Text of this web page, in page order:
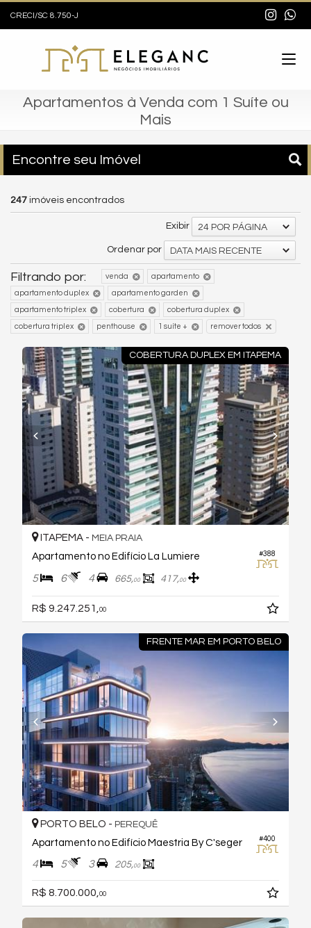
CRECI/SC 8.750-J
Apartamentos à Venda com 1 Suíte ou
Mais
Encontre seu Imóvel
247 imóveis encontrados
Exibir 24 POR PÁGINA
Ordenar por DATA MAIS RECENTE
Filtrando por: venda apartamento
apartamento duplex apartamento garden
apartamento triplex cobertura cobertura duplex
cobertura triplex penthouse 1 suíte + remover todos
COBERTURA DUPLEX EM ITAPEMA
#388
ITAPEMA - MEIA PRAIA
Apartamento no Edifício La Lumiere
5 6 4 665,00 417,00
R$ 9.247.251, 00
FRENTE MAR EM PORTO BELO
#400
PORTO BELO - PEREQUÊ
Apartamento no Edifício Maestria By C'seger
4 5 3 205,00
R$ 8.700.000,00